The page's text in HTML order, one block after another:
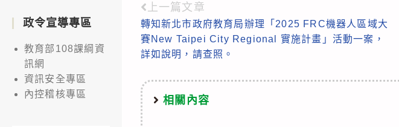
Read
more
articles
上一篇文章
轉知新北市政府教育局辦理「2025 FRC機器人區域大
賽New Taipei City Regional 實施計畫」活動一案，
詳如說明，請查照。
相關內容
政令宣導專區
教育部108課綱資
訊網
資訊安全專區
內控稽核專區